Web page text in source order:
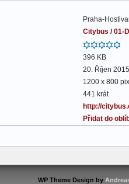
Praha-
Citybus /01-
396 KB
20. Říjen 2015
1200 x 800
441 krát
http://
Přidat do
WP Theme Design by